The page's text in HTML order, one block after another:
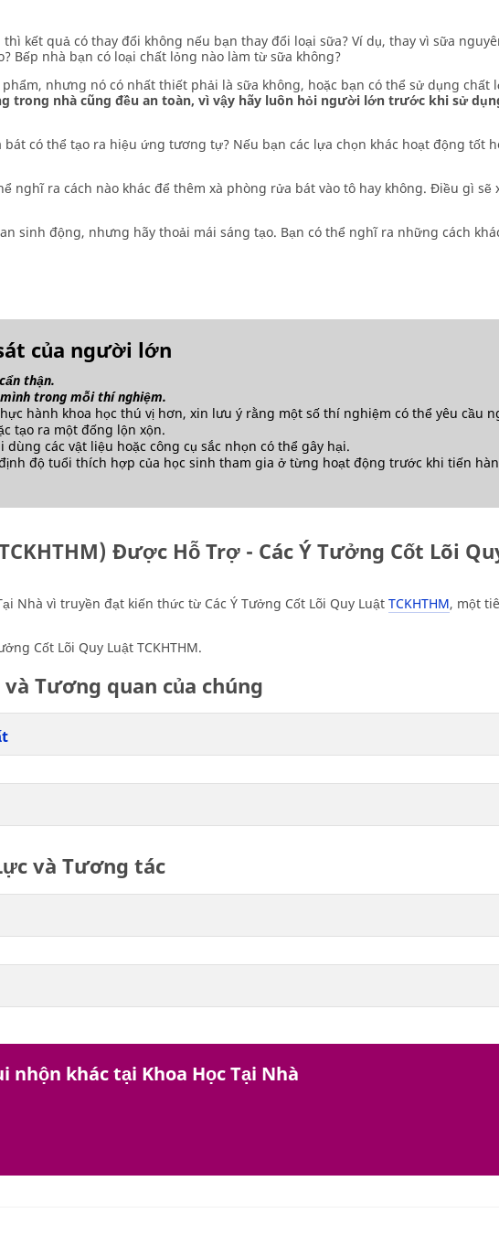
kết quả có thay đổi không nếu bạn thay đổi loại sữa? Ví dụ, thay vì sữa
Bếp nhà bạn có loại chất lỏng nào làm từ sữa không?
nhưng nó có nhất thiết phải là sữa không, hoặc bạn có thể sử dụng chất
trong nhà cũng đều an toàn, vì vậy hãy luôn hỏi người lớn trước khi sử
có thể tạo ra hiệu ứng tương tự? Nếu bạn các lựa chọn khác hoạt động tốt
nghĩ ra cách nào khác để thêm xà phòng rửa bát vào tô hay không. Điều gì sẽ
sinh động, nhưng hãy thoải mái sáng tạo. Bạn có thể nghĩ ra những cách
của người lớn
thận.
trong mỗi thí nghiệm.
hành khoa học thú vị hơn, xin lưu ý rằng một số thí nghiệm có thể yêu cầu
tạo ra một đống lộn xộn.
các vật liệu hoặc công cụ sắc nhọn có thể gây hại.
độ tuổi thích hợp của học sinh tham gia ở từng hoạt động trước khi tiến
Được Hỗ Trợ - Các Ý Tưởng Cốt Lõi
Nhà vì truyền đạt kiến thức từ Các Ý Tưởng Cốt Lõi Quy Luật TCKHTHM, một
Cốt Lõi Quy Luật TCKHTHM.
Tương quan của chúng
và Tương tác
khác tại Khoa Học Tại Nhà